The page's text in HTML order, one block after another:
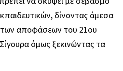
δίνοντας άμεσα
των αποφάσεων του 21ου
όμως ξεκινώντας τα